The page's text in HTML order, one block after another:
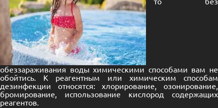
обеззараживания воды химическими способами вам не
обойтись. К реагентным или химическим способам
дезинфекции относятся: хлорирование, озонирование,
бромирование, использование кислород содержащих
реагентов.